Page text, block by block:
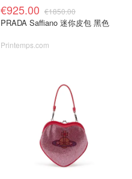
€925.00 €1850.00
PRADA Saffiano 迷你皮包 黑色
Printemps.com